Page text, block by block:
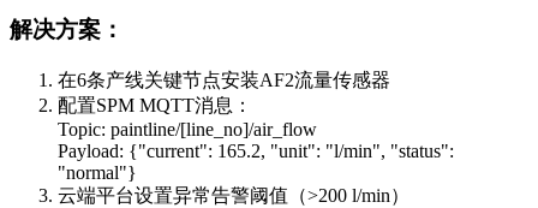
解决方案：
在6条产线关键节点安装AF2流量传感器
配置SPM MQTT消息：
Topic: paintline/[line_no]/air_flow
Payload: {"current": 165.2, "unit": "l/min", "status":
"normal"}
云端平台设置异常告警阈值（>200 l/min）